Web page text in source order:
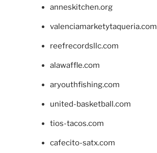
anneskitchen.org
valenciamarketytaqueria.com
reefrecordsllc.com
alawaffle.com
aryouthfishing.com
united-basketball.com
tios-tacos.com
cafecito-satx.com